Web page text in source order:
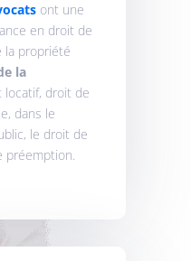
ont une
en droit de
la propriété
la
locatif, droit de
dans le
le droit de
préemption.